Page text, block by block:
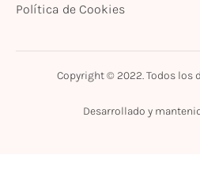
Política de Cookies
Copyright © 2022. Todos los
Desarrollado y